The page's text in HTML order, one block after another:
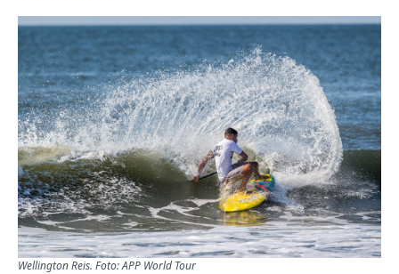
Wellington Reis. Foto: APP World Tour